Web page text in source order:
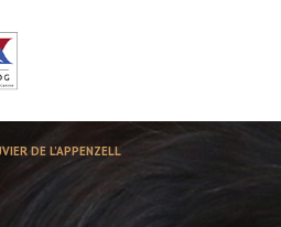
& AFFECTIONS
DE L’APPENZELL